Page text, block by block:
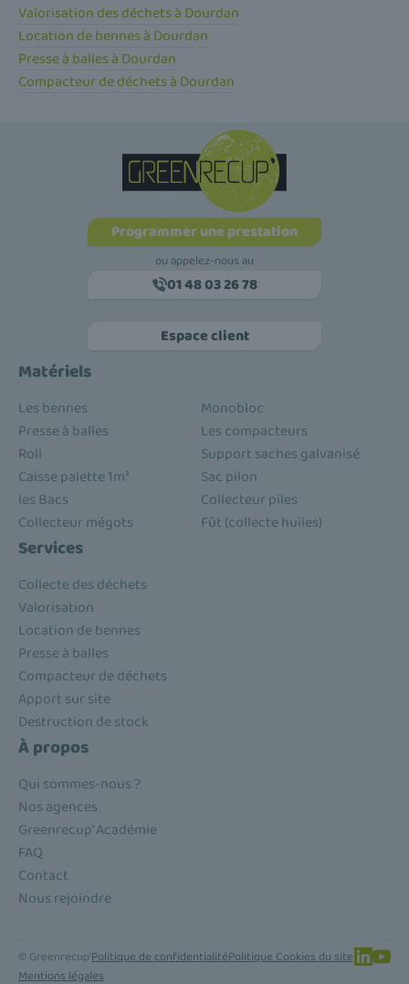
Valorisation des déchets à Dourdan
Location de bennes à Dourdan
Presse à balles à Dourdan
Compacteur de déchets à Dourdan
Programmer une prestation
ou appelez-nous au
01 48 03 26 78
Espace client
Matériels
Les bennes
Monobloc
Presse à balles
Les compacteurs
Roll
Support saches galvanisé
Caisse palette 1m³
Sac pilon
les Bacs
Collecteur piles
Collecteur mégots
Fût (collecte huiles)
Services
Collecte des déchets
Valorisation
Location de bennes
Presse à balles
Compacteur de déchets
Apport sur site
Destruction de stock
À propos
Qui sommes-nous ?
Nos agences
Greenrecup' Académie
FAQ
Contact
Nous rejoindre
© Greenrecup'Politique de confidentialitéPolitique Cookies du site
Mentions légales